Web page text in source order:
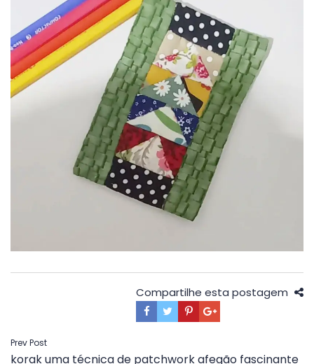
Compartilhe esta postagem
Navegação
Prev Post
korak uma técnica de patchwork afegão fascinante